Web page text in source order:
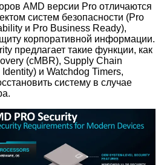
AMD версии Pro отличаются
систем безопасности (Pro
и Pro Business Ready),
корпоративной информации.
предлагает такие функции, как
(cMBR), Supply Chain
и Watchdog Timers,
систему в случае